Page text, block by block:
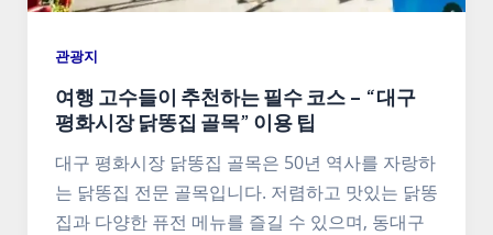
관광지
여행 고수들이 추천하는 필수 코스 – “대구
평화시장 닭똥집 골목” 이용 팁
대구 평화시장 닭똥집 골목은 50년 역사를 자랑하
는 닭똥집 전문 골목입니다. 저렴하고 맛있는 닭똥
집과 다양한 퓨전 메뉴를 즐길 수 있으며, 동대구